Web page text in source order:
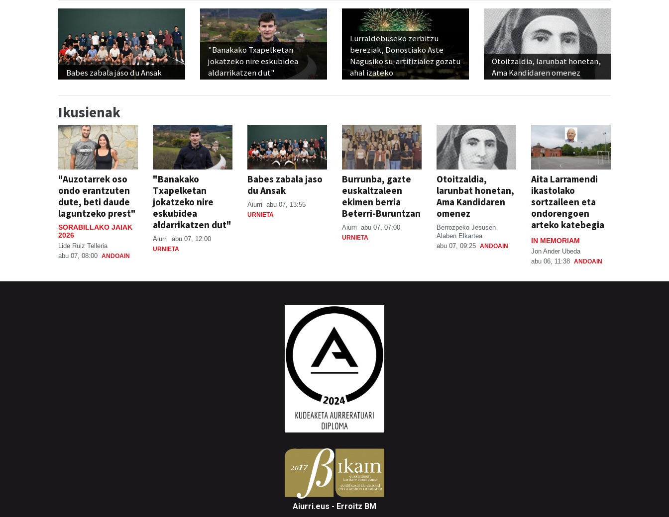
Babes zabala jaso du Ansak
"Banakako Txapelketan
jokatzeko nire eskubidea
aldarrikatzen dut"
Lurraldebuseko zerbitzu
bereziak, Donostiako Aste
Nagusiko su-artifizialez gozatu
ahal izateko
Otoitzaldia, larunbat honetan,
Ama Kandidaren omenez
Ikusienak
"Auzotarrek oso
ondo erantzuten
dute, beti daude
laguntzeko prest"
SORABILLAKO JAIAK
2026
Lide Ruiz Telleria
abu 07, 08:00 ANDOAIN
"Banakako
Txapelketan
jokatzeko nire
eskubidea
aldarrikatzen dut"
Aiurri abu 07, 12:00
URNIETA
Babes zabala jaso
du Ansak
Aiurri abu 07, 13:55
URNIETA
Burrunba, gazte
euskaltzaleen
ekimen berria
Beterri-Buruntzan
Aiurri abu 07, 07:00
URNIETA
Otoitzaldia,
larunbat honetan,
Ama Kandidaren
omenez
Berrozpeko Jesusen
Alaben Elkartea
abu 07, 09:25 ANDOAIN
Aita Larramendi
ikastolako
sortzaileen eta
ondorengoen
arteko katebegia
IN MEMORIAM
Jon Ander Ubeda
abu 06, 11:38 ANDOAIN
Aiurri.eus - Erroitz BM